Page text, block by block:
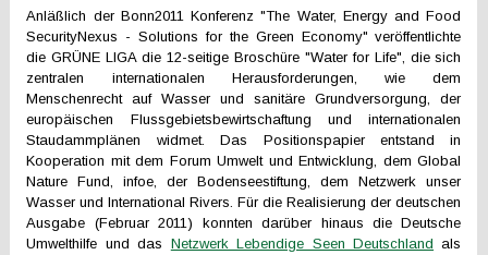
Anläßlich der Bonn2011 Konferenz "The Water, Energy and Food
SecurityNexus - Solutions for the Green Economy" veröffentlichte
die GRÜNE LIGA die 12-seitige Broschüre "Water for Life", die sich
zentralen internationalen Herausforderungen, wie dem
Menschenrecht auf Wasser und sanitäre Grundversorgung, der
europäischen Flussgebietsbewirtschaftung und internationalen
Staudammplänen widmet. Das Positionspapier entstand in
Kooperation mit dem Forum Umwelt und Entwicklung, dem Global
Nature Fund, infoe, der Bodenseestiftung, dem Netzwerk unser
Wasser und International Rivers. Für die Realisierung der deutschen
Ausgabe (Februar 2011) konnten darüber hinaus die Deutsche
Umwelthilfe und das Netzwerk Lebendige Seen Deutschland als